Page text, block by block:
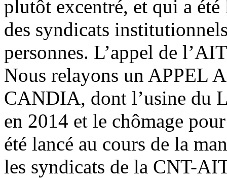
plutôt excentré, et qui a
des syndicats
personnes. L’appel de
Nous relayons un APPEL
CANDIA, dont l’usine du
en 2014 et le chômage
été lancé au cours de la
les syndicats de la CNT-